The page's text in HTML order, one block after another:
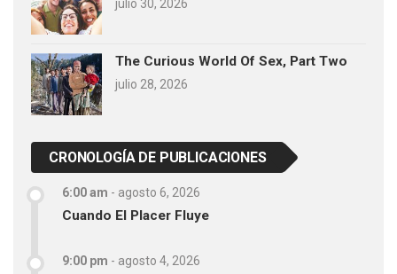
julio 30, 2026
The Curious World Of Sex, Part Two
julio 28, 2026
CRONOLOGÍA DE PUBLICACIONES
6:00 am - agosto 6, 2026
Cuando El Placer Fluye
9:00 pm - agosto 4, 2026